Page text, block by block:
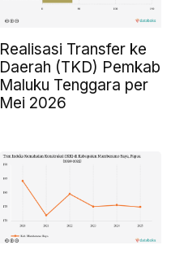
Realisasi Transfer ke
Daerah (TKD) Pemkab
Maluku Tenggara per
Mei 2026